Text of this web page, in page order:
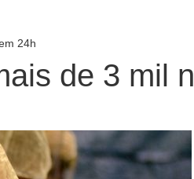
24h
de 3 mil